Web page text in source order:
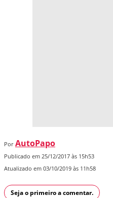
Por AutoPapo
Publicado em 25/12/2017 às 15h53
Atualizado em 03/10/2019 às 11h58
Seja o primeiro a comentar.